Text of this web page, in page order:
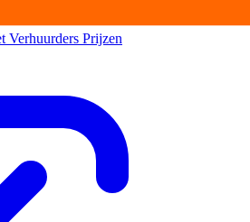
Verhuurders Prijzen